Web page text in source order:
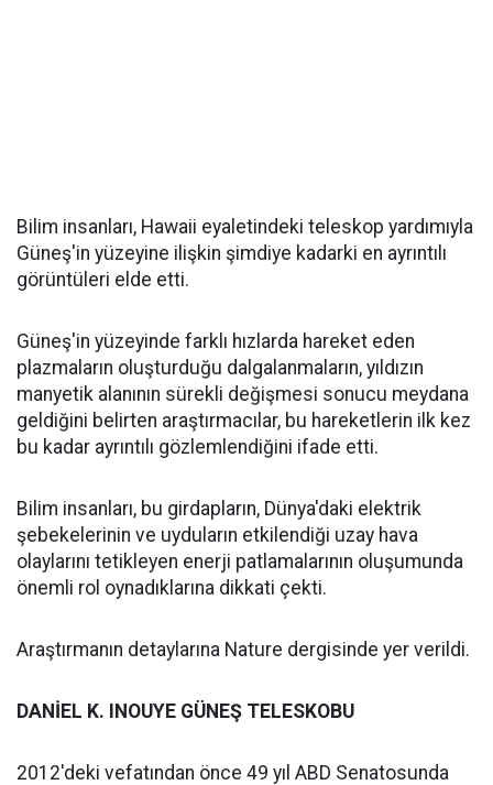
Bilim insanları, Hawaii eyaletindeki teleskop yardımıyla
Güneş'in yüzeyine ilişkin şimdiye kadarki en ayrıntılı
görüntüleri elde etti.
Güneş'in yüzeyinde farklı hızlarda hareket eden
plazmaların oluşturduğu dalgalanmaların, yıldızın
manyetik alanının sürekli değişmesi sonucu meydana
geldiğini belirten araştırmacılar, bu hareketlerin ilk kez
bu kadar ayrıntılı gözlemlendiğini ifade etti.
Bilim insanları, bu girdapların, Dünya'daki elektrik
şebekelerinin ve uyduların etkilendiği uzay hava
olaylarını tetikleyen enerji patlamalarının oluşumunda
önemli rol oynadıklarına dikkati çekti.
Araştırmanın detaylarına Nature dergisinde yer verildi.
DANİEL K. INOUYE GÜNEŞ TELESKOBU
2012'deki vefatından önce 49 yıl ABD Senatosunda